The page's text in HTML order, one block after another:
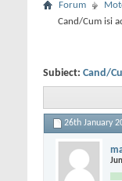
Forum
Cand/Cum isi
Subiect: Cand/
26th January